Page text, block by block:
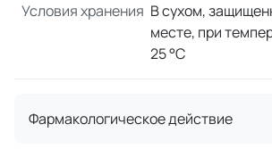
Условия хранения В сухом,
месте, при
25 °C
Фармакологическое действие